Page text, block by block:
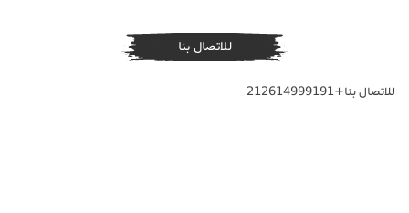
للاتصال بنا
للاتصال بنا+212614999191